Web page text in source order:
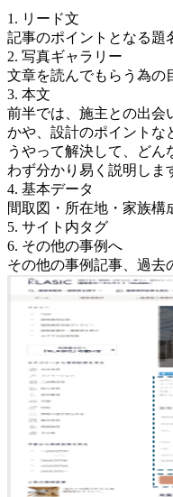
1. リード文
記事のポイントとなる題
2. 写真ギャラリー
文章を読んでもらう為の
3. 本文
前半では、施主との出会
かや、設計のポイントな
うやって解決して、ど
わず分かり易く説明しま
4. 基本データ
間取図・所在地・家族構
5. サイト内タグ
6. その他の事例へ
その他の事例記事、過去